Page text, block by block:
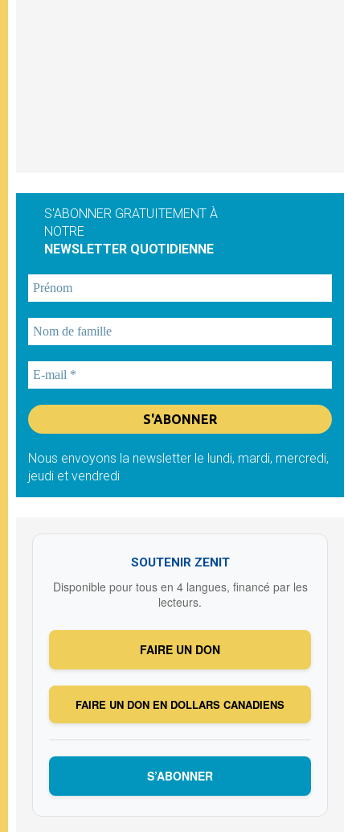
S'ABONNER GRATUITEMENT À
NOTRE
NEWSLETTER QUOTIDIENNE
Nous envoyons la newsletter le lundi, mardi, mercredi,
jeudi et vendredi
SOUTENIR ZENIT
Disponible pour tous en 4 langues, financé par les
lecteurs.
FAIRE UN DON
FAIRE UN DON EN DOLLARS CANADIENS
S’ABONNER